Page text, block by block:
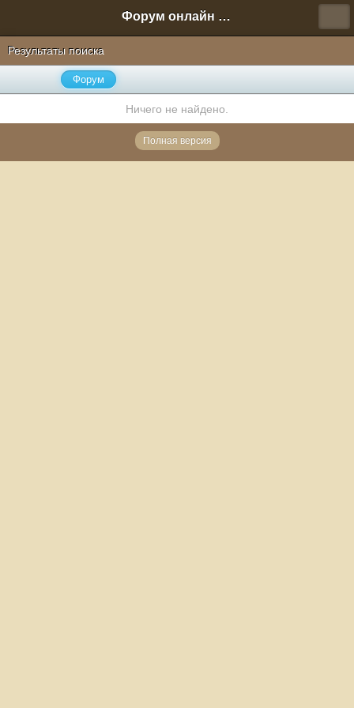
Форум онлайн игры "Новая Эра" (Нюра Биз)
Результаты поиска
Форум
Ничего не найдено.
Полная версия